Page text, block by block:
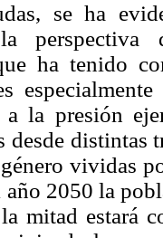
se ha
perspectiva
ha tenido
a la presión
desde
vividas
año 2050 la
mitad estará